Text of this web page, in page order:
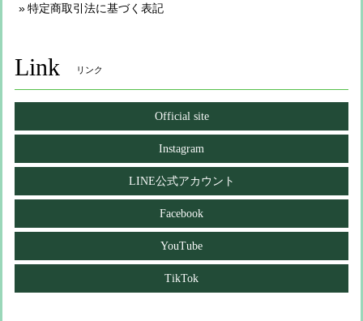
特定商取引法に基づく表記
Link リンク
Official site
Instagram
LINE公式アカウント
Facebook
YouTube
TikTok